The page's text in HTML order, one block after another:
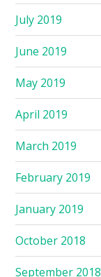
July 2019
June 2019
May 2019
April 2019
March 2019
February 2019
January 2019
October 2018
September 2018